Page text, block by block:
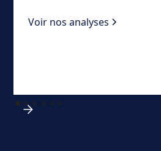
Voir nos analyses